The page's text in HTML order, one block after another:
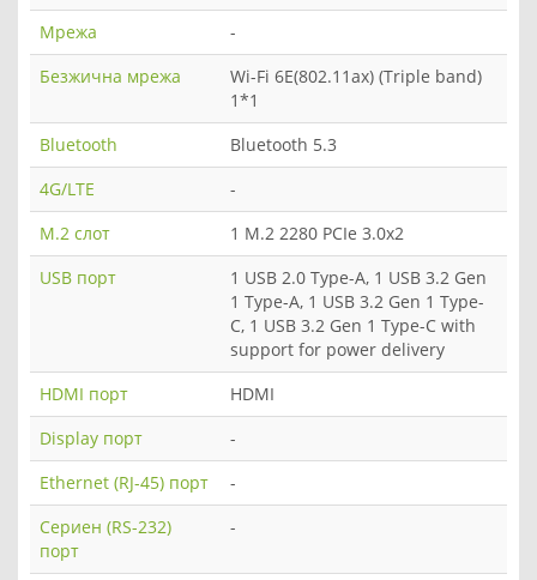
Мрежа
-
Безжична мрежа
Wi-Fi 6E(802.11ax) (Triple band)
1*1
Bluetooth
Bluetooth 5.3
4G/LTE
-
M.2 слот
1 M.2 2280 PCIe 3.0x2
USB порт
1 USB 2.0 Type-A, 1 USB 3.2 Gen
1 Type-A, 1 USB 3.2 Gen 1 Type-
C, 1 USB 3.2 Gen 1 Type-C with
support for power delivery
HDMI порт
HDMI
Display порт
-
Ethernet (RJ-45) порт
-
Сериен (RS-232)
порт
-